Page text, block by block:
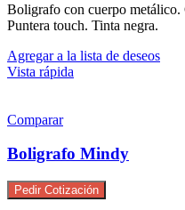
Boligrafo con cuerpo
Puntera touch. Tinta negra.
Agregar a la lista de deseos
Vista rápida
Comparar
Boligrafo Mindy
Pedir Cotización